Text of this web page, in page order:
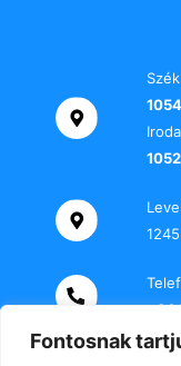
Fontosnak
+36
E-